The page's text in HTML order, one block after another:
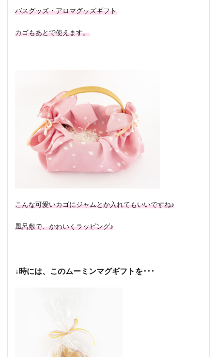
バスグッズ・アロマグッズギフト
カゴもあとで使えます。
こんな可愛いカゴにジャムとか入れてもいいですね♪
風呂敷で、かわいくラッピング♪
↓時には、このムーミンマグギフトを･･･